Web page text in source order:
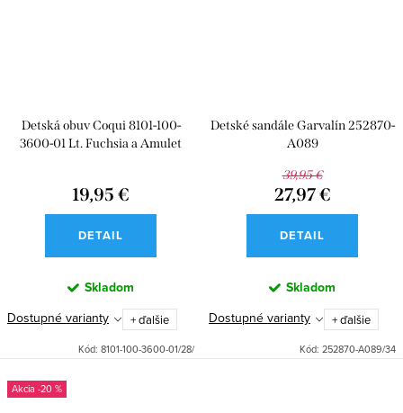
Detská obuv Coqui 8101-100-
3600-01 Lt. Fuchsia a Amulet
19,95 €
DETAIL
Skladom
Dostupné varianty
+ ďalšie
Kód: 8101-100-3600-01/28/
Detské sandále Garvalín 252870-
A089
39,95 €
27,97 €
DETAIL
Skladom
Dostupné varianty
+ ďalšie
Kód: 252870-A089/34
-20 %